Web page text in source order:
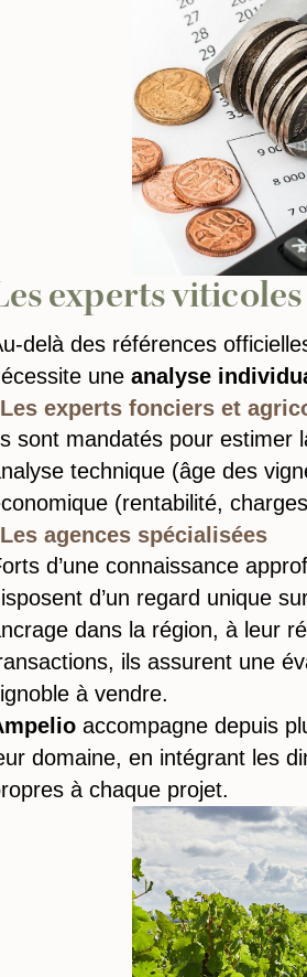
experts
delà des références
une analyse
Les experts fonciers et
sont mandatés pour estimer
technique (âge des
(rentabilité,
Les agences spécialisées
d’une connaissance
d’un regard unique
dans la région, à leur
ils assurent une
à vendre.
accompagne depuis
domaine, en intégrant les
à chaque projet.